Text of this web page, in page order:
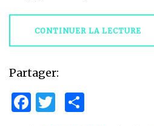
CONTINUER LA LECTURE
Partager:
Facebook
Twitter